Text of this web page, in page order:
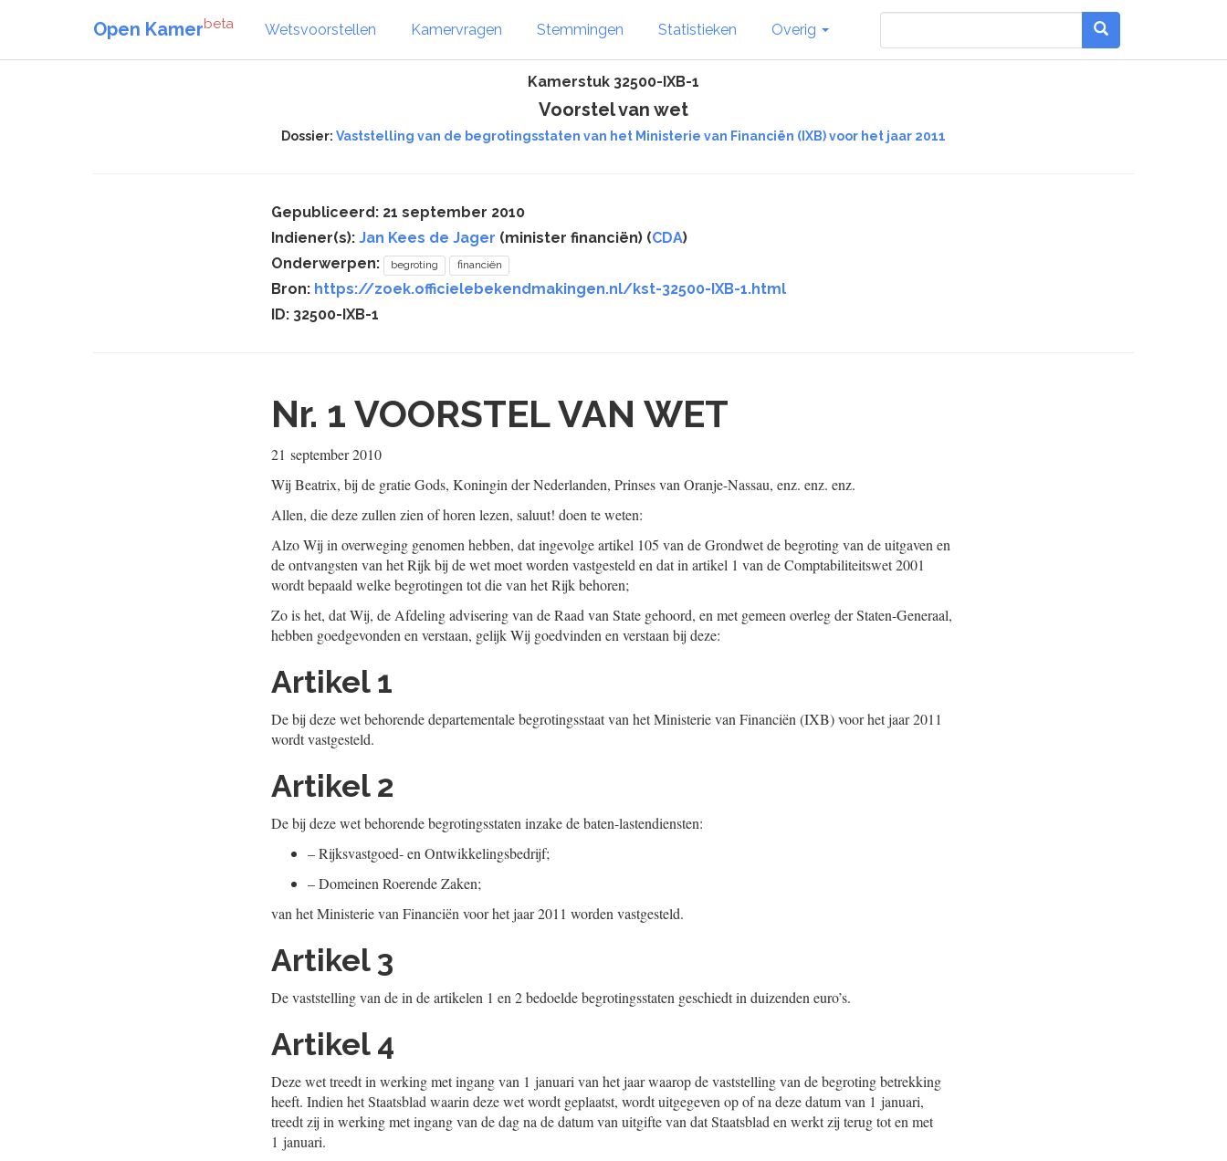
Open Kamerbeta Wetsvoorstellen Kamervragen Stemmingen Statistieken Overig
Kamerstuk 32500-IXB-1
Voorstel van wet
Dossier: Vaststelling van de begrotingsstaten van het Ministerie van Financiën (IXB) voor het jaar 2011
Gepubliceerd: 21 september 2010
Indiener(s): Jan Kees de Jager (minister financiën) (CDA)
Onderwerpen:
begroting financiën
Bron: https://zoek.officielebekendmakingen.nl/kst-32500-IXB-1.html
ID: 32500-IXB-1
Nr. 1 VOORSTEL VAN WET
21 september 2010
Wij Beatrix, bij de gratie Gods, Koningin der Nederlanden, Prinses van Oranje-Nassau, enz. enz. enz.
Allen, die deze zullen zien of horen lezen, saluut! doen te weten:
Alzo Wij in overweging genomen hebben, dat ingevolge artikel 105 van de Grondwet de begroting van de uitgaven en
de ontvangsten van het Rijk bij de wet moet worden vastgesteld en dat in artikel 1 van de Comptabiliteitswet 2001
wordt bepaald welke begrotingen tot die van het Rijk behoren;
Zo is het, dat Wij, de Afdeling advisering van de Raad van State gehoord, en met gemeen overleg der Staten-Generaal,
hebben goedgevonden en verstaan, gelijk Wij goedvinden en verstaan bij deze:
Artikel 1
De bij deze wet behorende departementale begrotingsstaat van het Ministerie van Financiën (IXB) voor het jaar 2011
wordt vastgesteld.
Artikel 2
De bij deze wet behorende begrotingsstaten inzake de baten-lastendiensten:
–Rijksvastgoed- en Ontwikkelingsbedrijf;
–Domeinen Roerende Zaken;
van het Ministerie van Financiën voor het jaar 2011 worden vastgesteld.
Artikel 3
De vaststelling van de in de artikelen 1 en 2 bedoelde begrotingsstaten geschiedt in duizenden euro’s.
Artikel 4
Deze wet treedt in werking met ingang van 1 januari van het jaar waarop de vaststelling van de begroting betrekking
heeft. Indien het Staatsblad waarin deze wet wordt geplaatst, wordt uitgegeven op of na deze datum van 1 januari,
treedt zij in werking met ingang van de dag na de datum van uitgifte van dat Staatsblad en werkt zij terug tot en met
1 januari.